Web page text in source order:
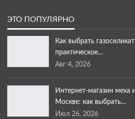
ЭТО ПОПУЛЯРНО
Как выбрать
практическое…
Авг 4, 2026
Интернет-магазин меха
Москве: как выбрать…
Июл 26, 2026